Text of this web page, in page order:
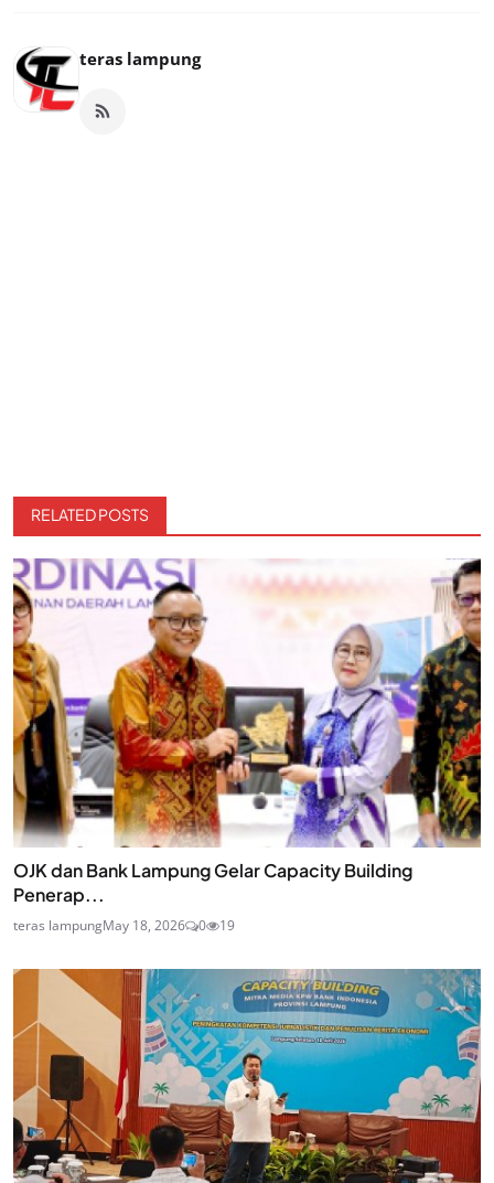
teras lampung
RELATED POSTS
OJK dan Bank Lampung Gelar Capacity Building
Penerap...
teras lampungMay 18, 2026 0 19